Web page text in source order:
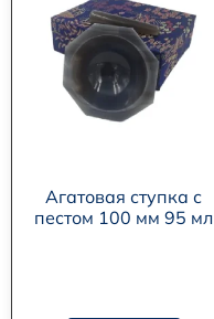
Агатовая ступка с
пестом 100 мм 95 мл